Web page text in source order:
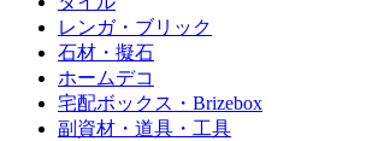
レンガ・ブリック
石材・擬石
ホームデコ
宅配ボックス・Brizebox
副資材・道具・工具